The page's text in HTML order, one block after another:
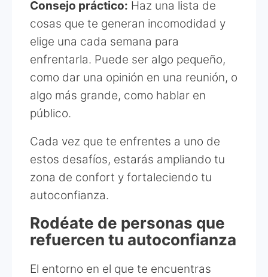
Consejo práctico: Haz una lista de
cosas que te generan incomodidad y
elige una cada semana para
enfrentarla. Puede ser algo pequeño,
como dar una opinión en una reunión, o
algo más grande, como hablar en
público.
Cada vez que te enfrentes a uno de
estos desafíos, estarás ampliando tu
zona de confort y fortaleciendo tu
autoconfianza.
Rodéate de personas que
refuercen tu autoconfianza
El entorno en el que te encuentras